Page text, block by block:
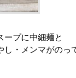
ープに中細麺と
し・メンマがのっ